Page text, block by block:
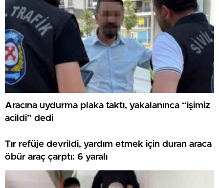
Aracına uydurma plaka taktı, yakalanınca “işimiz
acildi” dedi
Tır refüje devrildi, yardım etmek için duran araca
öbür araç çarptı: 6 yaralı